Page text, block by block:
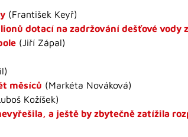
(František Keyř)
dotací na zadržování dešťové vody
(Jiří Zápal)
měsíců (Markéta Nováková)
Kožíšek)
a ještě by zbytečně zatížila